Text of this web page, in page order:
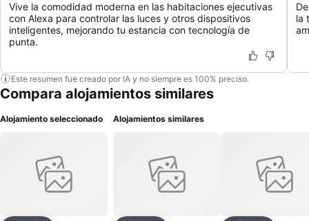
Vive la comodidad moderna en las habitaciones ejecutivas
con Alexa para controlar las luces y otros dispositivos
inteligentes, mejorando tu estancia con tecnología de
punta.
la
Este resumen fue creado por IA y no siempre es 100% preciso.
Compara alojamientos similares
Alojamiento seleccionado Alojamientos similares